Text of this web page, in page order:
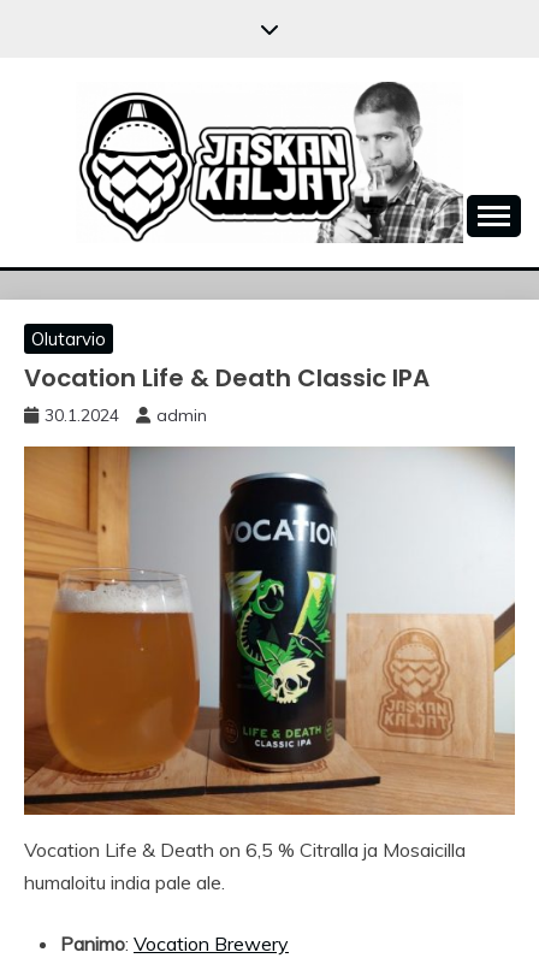
JASKANKALJAT
Olutarvio
Vocation Life & Death Classic IPA
30.1.2024 admin
Vocation Life & Death on 6,5 % Citralla ja Mosaicilla
humaloitu india pale ale.
Panimo: Vocation Brewery